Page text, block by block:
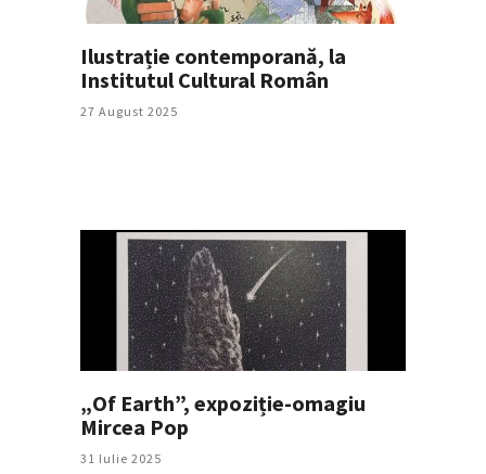
Ilustrație contemporană, la
Institutul Cultural Român
27 August 2025
„Of Earth”, expoziție-omagiu
Mircea Pop
31 Iulie 2025